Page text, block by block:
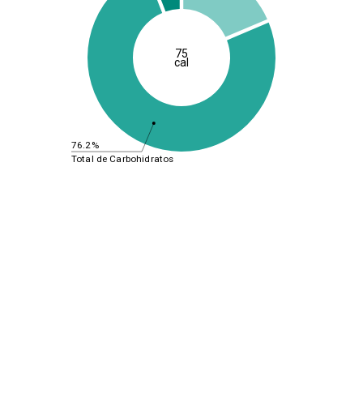
76.2%
Total de Carbohidratos
75
cal